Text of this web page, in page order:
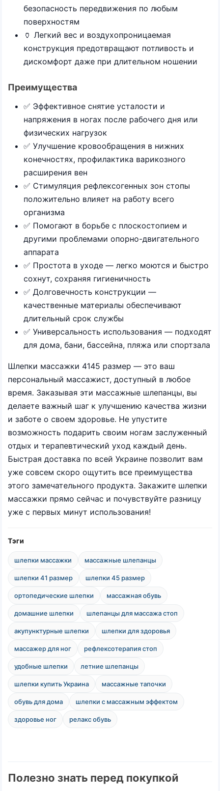
безопасность передвижения по любым
поверхностям
🏺 Легкий вес и воздухопроницаемая
конструкция предотвращают потливость и
дискомфорт даже при длительном ношении
Преимущества
✅ Эффективное снятие усталости и
напряжения в ногах после рабочего дня или
физических нагрузок
✅ Улучшение кровообращения в нижних
конечностях, профилактика варикозного
расширения вен
✅ Стимуляция рефлексогенных зон стопы
положительно влияет на работу всего
организма
✅ Помогают в борьбе с плоскостопием и
другими проблемами опорно-двигательного
аппарата
✅ Простота в уходе — легко моются и быстро
сохнут, сохраняя гигиеничность
✅ Долговечность конструкции —
качественные материалы обеспечивают
длительный срок службы
✅ Универсальность использования — подходят
для дома, бани, бассейна, пляжа или спортзала
Шлепки массажки 4145 размер — это ваш
персональный массажист, доступный в любое
время. Заказывая эти массажные шлепанцы, вы
делаете важный шаг к улучшению качества жизни
и заботе о своем здоровье. Не упустите
возможность подарить своим ногам заслуженный
отдых и терапевтический уход каждый день.
Быстрая доставка по всей Украине позволит вам
уже совсем скоро ощутить все преимущества
этого замечательного продукта. Закажите шлепки
массажки прямо сейчас и почувствуйте разницу
уже с первых минут использования!
Тэги
шлепки массажки массажные шлепанцы
шлепки 41 размер шлепки 45 размер
ортопедические шлепки массажная обувь
домашние шлепки шлепанцы для массажа стоп
акупунктурные шлепки шлепки для здоровья
массажер для ног рефлексотерапия стоп
удобные шлепки летние шлепанцы
шлепки купить Украина массажные тапочки
обувь для дома шлепки с массажным эффектом
здоровье ног релакс обувь
Полезно знать перед покупкой